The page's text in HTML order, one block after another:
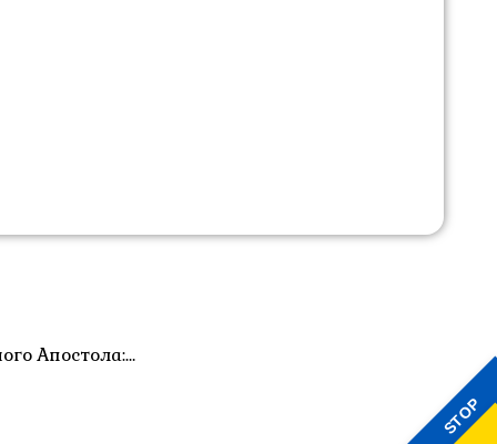
STOP
Апостола:…